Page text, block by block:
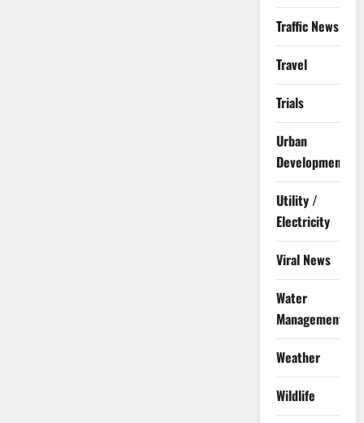
Traffic News
Travel
Trials
Urban
Development
Utility /
Electricity
Viral News
Water
Management
Weather
Wildlife